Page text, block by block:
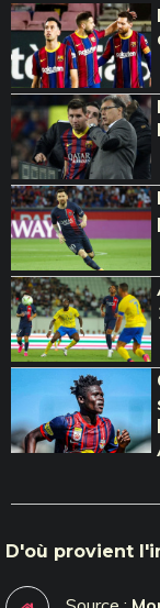
D'où provient